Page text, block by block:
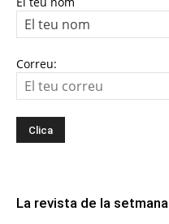
Correu:
La revista de la setmana